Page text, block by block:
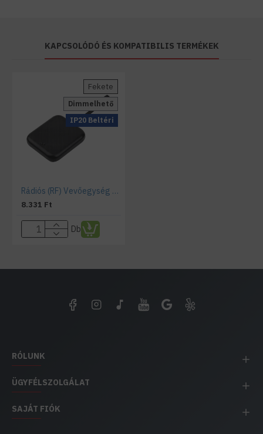
KAPCSOLÓDÓ ÉS KOMPATIBILIS TERMÉKEK
IP20 Beltéri
Fekete
Dimmelhető
Rádiós (RF) Vevőegység Központi kapcsoláshoz 12-24VDC Fekete 3-PIN - HUGOSENSE 37101
8.331 Ft
Db
RÓLUNK
ÜGYFÉLSZOLGÁLAT
SAJÁT FIÓK